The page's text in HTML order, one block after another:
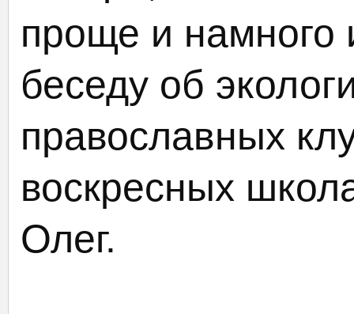
проще и намного
беседу об
православных
воскресных
Олег.